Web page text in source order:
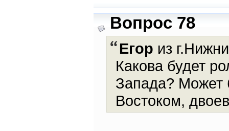
Вопрос 78
Егор из
Какова будет
Запада? Может
Востоком,